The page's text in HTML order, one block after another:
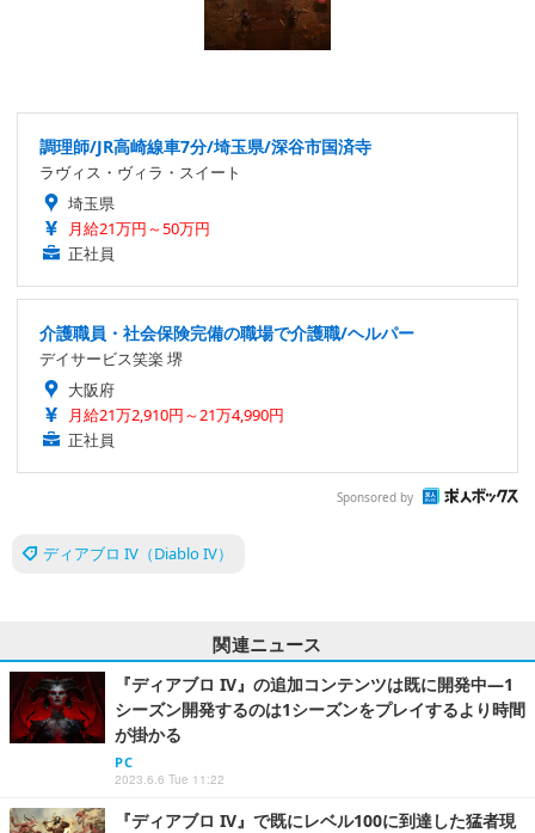
調理師/JR高崎線車7分/埼玉県/深谷市国済寺
ラヴィス・ヴィラ・スイート
埼玉県
月給21万円～50万円
正社員
介護職員・社会保険完備の職場で介護職/ヘルパー
デイサービス笑楽 堺
大阪府
月給21万2,910円～21万4,990円
正社員
Sponsored by
ディアブロ IV（Diablo IV）
関連ニュース
『ディアブロ IV』の追加コンテンツは既に開発中―1
シーズン開発するのは1シーズンをプレイするより時間
が掛かる
PC
2023.6.6 Tue 11:22
『ディアブロ IV』で既にレベル100に到達した猛者現